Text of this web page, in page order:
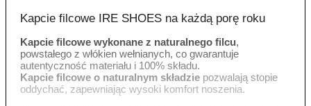
Kapcie filcowe IRE SHOES na każdą porę roku
Kapcie filcowe wykonane z naturalnego filcu,
powstałego z włókien wełnianych, co gwarantuje
autentyczność materiału i 100% składu.
Kapcie filcowe o naturalnym składzie pozwalają stopie
oddychać, zapewniając wysoki komfort noszenia.